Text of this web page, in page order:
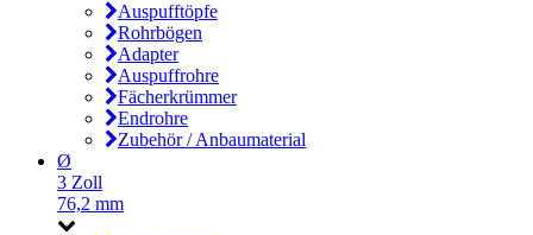
Auspufftöpfe
Rohrbögen
Adapter
Auspuffrohre
Fächerkrümmer
Endrohre
Zubehör / Anbaumaterial
Ø
3 Zoll
76,2 mm